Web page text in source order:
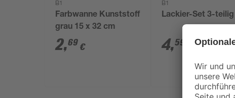
B1
Farbwanne Kunststoff
grau 15 x 32 cm
2,69 €
B1
Lackier-Set 3-teilig
4,59